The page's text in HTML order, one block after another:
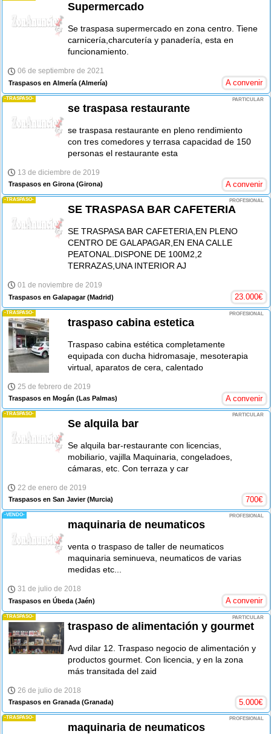
Supermercado
Se traspasa supermercado en zona centro. Tiene
carnicería,charcutería y panadería, esta en
funcionamiento.
06 de septiembre de 2021
Traspasos en Almería (Almería) A convenir
-TRASPASO- PARTICULAR
se traspasa restaurante
se traspasa restaurante en pleno rendimiento
con tres comedores y terrasa capacidad de 150
personas el restaurante esta
13 de diciembre de 2019
Traspasos en Girona (Girona) A convenir
-TRASPASO- PROFESIONAL
SE TRASPASA BAR CAFETERIA
SE TRASPASA BAR CAFETERIA,EN PLENO
CENTRO DE GALAPAGAR,EN ENA CALLE
PEATONAL.DISPONE DE 100M2,2
TERRAZAS,UNA INTERIOR AJ
01 de noviembre de 2019
Traspasos en Galapagar(Madrid) 23.000€
-TRASPASO- PROFESIONAL
traspaso cabina estetica
Traspaso cabina estética completamente
equipada con ducha hidromasaje, mesoterapia
virtual, aparatos de cera, calentado
25 de febrero de 2019
Traspasos en Mogán (Las Palmas) A convenir
-TRASPASO- PARTICULAR
Se alquila bar
Se alquila bar-restaurante con licencias,
mobiliario, vajilla Maquinaria, congeladoes,
cámaras, etc. Con terraza y car
22 de enero de 2019
Traspasos en San Javier(Murcia) 700€
-VENDO- PROFESIONAL
maquinaria de neumaticos
venta o traspaso de taller de neumaticos
maquinaria seminueva, neumaticos de varias
medidas etc...
31 de julio de 2018
Traspasos en Úbeda (Jaén) A convenir
-TRASPASO- PARTICULAR
traspaso de alimentación y gourmet
Avd dilar 12. Traspaso negocio de alimentación y
productos gourmet. Con licencia, y en la zona
más transitada del zaid
26 de julio de 2018
Traspasos en Granada (Granada) 5.000€
-TRASPASO- PROFESIONAL
maquinaria de neumaticos